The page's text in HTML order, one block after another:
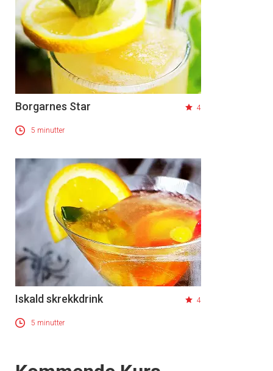
Borgarnes Star 4
5 minutter
Iskald skrekkdrink 4
5 minutter